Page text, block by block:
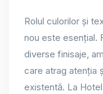
Rolul culorilor și
nou este esențial.
diverse finisaje,
care atrag atenția
existentă. La